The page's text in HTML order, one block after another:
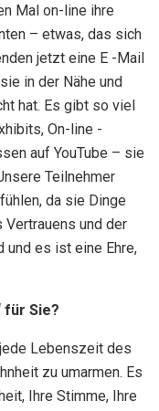
Mal on-line ihre
– etwas, das sich
jetzt eine E -Mail
in der Nähe und
hat. Es gibt so viel
On-line -
auf YouTube – sie
Teilnehmer
da sie Dinge
und der
und es ist eine Ehre,
für Sie?
Lebenszeit des
zu umarmen. Es
Ihre Stimme, Ihre